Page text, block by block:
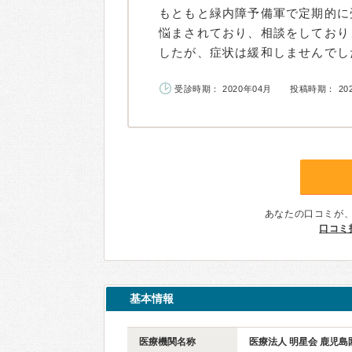
もともと緑内障予備軍で定期的
悩まされており、相談をしてお
したが、症状は緩和しませんで
受診時期： 2020年04月 投稿時期：
あなたの口コミが
口コ
基本情報
医療機関名称 医療法人 明星会 鹿児